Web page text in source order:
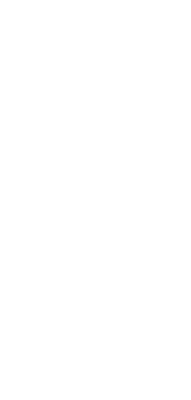
называемые 5α-
выпадения волос.
нужны
оживить фолликулы и
головы и блокируя вредный